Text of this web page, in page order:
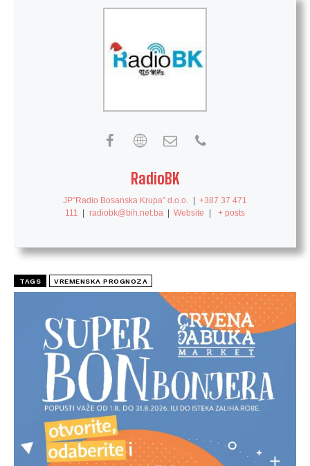
RadioBK
JP"Radio Bosanska Krupa" d.o.o. | +387 37 471
111
| radiobk@bih.net.ba | Website | + posts
TAGS VREMENSKA PROGNOZA